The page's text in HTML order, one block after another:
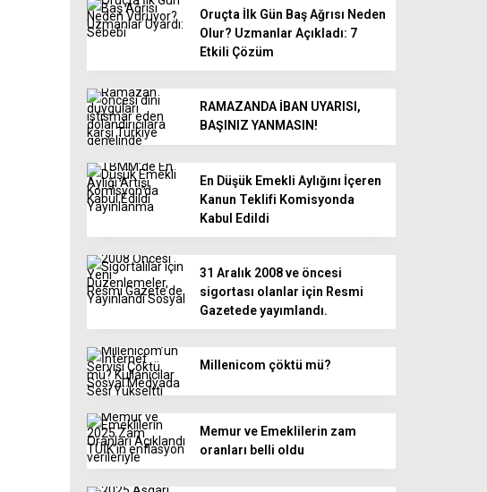
Oruçta İlk Gün Baş Ağrısı Neden
Olur? Uzmanlar Açıkladı: 7
Etkili Çözüm
RAMAZANDA İBAN UYARISI,
BAŞINIZ YANMASIN!
En Düşük Emekli Aylığını İçeren
Kanun Teklifi Komisyonda
Kabul Edildi
31 Aralık 2008 ve öncesi
sigortası olanlar için Resmi
Gazetede yayımlandı.
Millenicom çöktü mü?
Memur ve Emeklilerin zam
oranları belli oldu